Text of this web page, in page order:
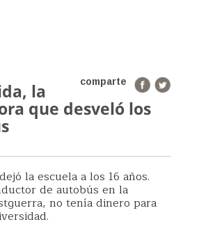
comparte
la
que desveló los
la escuela a los 16 años.
de autobús en la
no tenía dinero para